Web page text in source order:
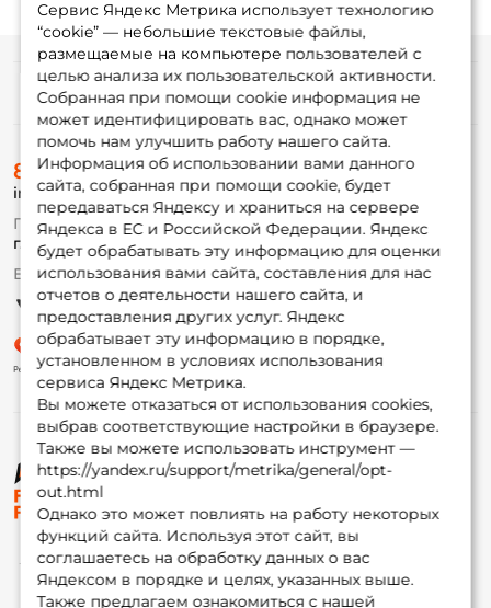
Сервис Яндекс Метрика использует технологию
“cookie” — небольшие текстовые файлы,
размещаемые на компьютере пользователей с
целью анализа их пользовательской активности.
Собранная при помощи cookie информация не
может идентифицировать вас, однако может
помочь нам улучшить работу нашего сайта.
Информация об использовании вами данного
сайта, собранная при помощи cookie, будет
передаваться Яндексу и храниться на сервере
Яндекса в ЕС и Российской Федерации. Яндекс
будет обрабатывать эту информацию для оценки
использования вами сайта, составления для нас
отчетов о деятельности нашего сайта, и
предоставления других услуг. Яндекс
обрабатывает эту информацию в порядке,
установленном в условиях использования
сервиса Яндекс Метрика.
Вы можете отказаться от использования cookies,
выбрав соответствующие настройки в браузере.
Также вы можете использовать инструмент —
https://yandex.ru/support/metrika/general/opt-
out.html
Однако это может повлиять на работу некоторых
функций сайта. Используя этот сайт, вы
соглашаетесь на обработку данных о вас
Яндексом в порядке и целях, указанных выше.
Также предлагаем ознакомиться с нашей
© ФоксФишинг, 2009-2026
Информация
О магазине
Доставка
Оплата
Fox-bonus
Гуру
Партнерская программа
8 (495) 532-77-88
info@foxfishing.ru
По вопросам с заказом
г. Москва, ул. Плеханова д.7
Ежедневно 10:00 до 20:00